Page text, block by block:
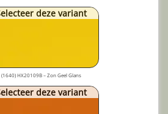
deze variant
(1640) HX20109B – Zon Geel Glans
deze variant